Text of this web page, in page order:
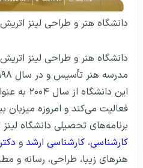
دانشگاه هنر و طراحی لینز اتریش
این
برنامه‌های تحصیلی دانشگاه
کارشناسی، کارشناسی ارشد و
هنرهای زیبا، طراحی، رسانه و